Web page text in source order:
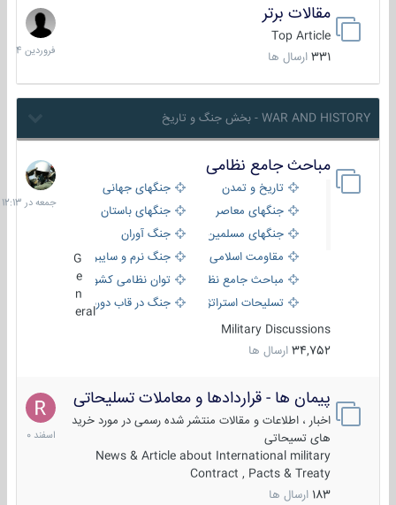
مقالات برتر
Top Article
331 ارسال ها
29
فروردین
1404
WAR AND HISTORY - بخش جنگ و تاریخ
مباحث جامع نظامی
تاریخ و تمدن
جنگهای جهانی
جنگهای معاصر
جنگهای باستان
جنگهای مسلمین
جنگ آوران
مقاومت اسلامی
جنگ نرم و سایبری
مباحث جامع نظامی
توان نظامی کشورها
تسلیحات استراتژیک
جنگ در قاب دوربین
eral
Military Discussions
34,752 ارسال ها
جمعه
در
12:13
پیمان ها - قراردادها و معاملات تسلیحاتی
اخبار ، اطلاعات و مقالات منتشر شده رسمی در مورد خرید
های تسیحاتی
News & Article about International military
Contract , Pacts & Treaty
183 ارسال ها
7
اسفند
1400